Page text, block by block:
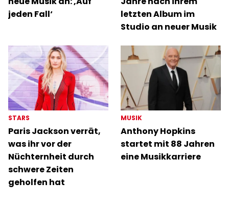
jeden Fall‘
letzten Album im
Studio an neuer Musik
STARS
Paris Jackson verrät,
was ihr vor der
Nüchternheit durch
schwere Zeiten
geholfen hat
MUSIK
Anthony Hopkins
startet mit 88 Jahren
eine Musikkarriere